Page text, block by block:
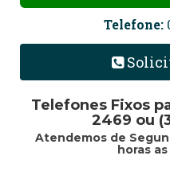
Telefone:
Telefones Fixos
2469 ou
Atendemos de
horas